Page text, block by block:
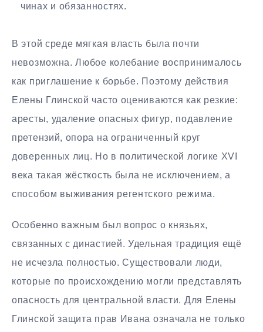
чинах и обязанностях.
В этой среде мягкая власть была почти
невозможна. Любое колебание воспринималось
как приглашение к борьбе. Поэтому действия
Елены Глинской часто оцениваются как резкие:
аресты, удаление опасных фигур, подавление
претензий, опора на ограниченный круг
доверенных лиц. Но в политической логике XVI
века такая жёсткость была не исключением, а
способом выживания регентского режима.
Особенно важным был вопрос о князьях,
связанных с династией. Удельная традиция ещё
не исчезла полностью. Существовали люди,
которые по происхождению могли представлять
опасность для центральной власти. Для Елены
Глинской защита прав Ивана означала не только